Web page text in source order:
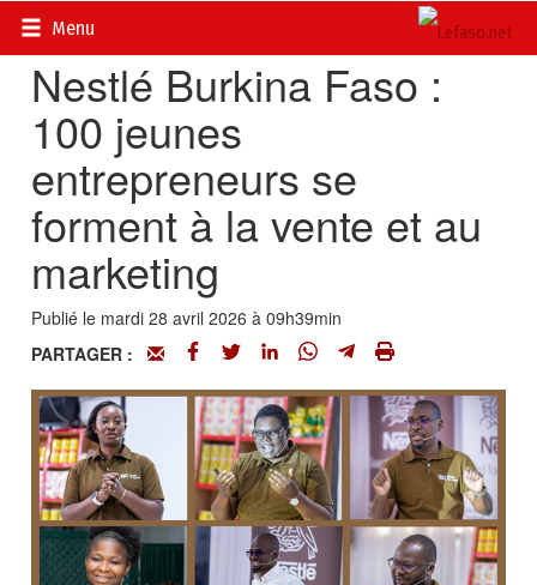
Menu
Accueil>
Nestlé Burkina Faso :
100 jeunes
entrepreneurs se
forment à la vente et au
marketing
Publié le mardi 28 avril 2026 à 09h39min
PARTAGER :